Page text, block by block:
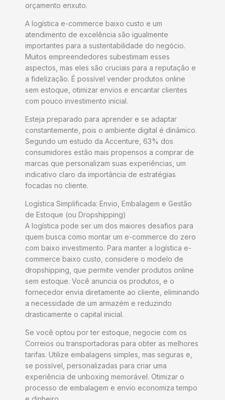
orçamento enxuto.
A logística e-commerce baixo custo e um
atendimento de excelência são igualmente
importantes para a sustentabilidade do negócio.
Muitos empreendedores subestimam esses
aspectos, mas eles são cruciais para a reputação e
a fidelização. É possível vender produtos online
sem estoque, otimizar envios e encantar clientes
com pouco investimento inicial.
Esteja preparado para aprender e se adaptar
constantemente, pois o ambiente digital é dinâmico.
Segundo um estudo da Accenture, 63% dos
consumidores estão mais propensos a comprar de
marcas que personalizam suas experiências, um
indicativo claro da importância de estratégias
focadas no cliente.
Logística Simplificada: Envio, Embalagem e Gestão
de Estoque (ou Dropshipping)
A logística pode ser um dos maiores desafios para
quem busca como montar um e-commerce do zero
com baixo investimento. Para manter a logística e-
commerce baixo custo, considere o modelo de
dropshipping, que permite vender produtos online
sem estoque. Você anuncia os produtos, e o
fornecedor envia diretamente ao cliente, eliminando
a necessidade de um armazém e reduzindo
drasticamente o capital inicial.
Se você optou por ter estoque, negocie com os
Correios ou transportadoras para obter as melhores
tarifas. Utilize embalagens simples, mas seguras e,
se possível, personalizadas para criar uma
experiência de unboxing memorável. Otimizar o
processo de embalagem e envio economiza tempo